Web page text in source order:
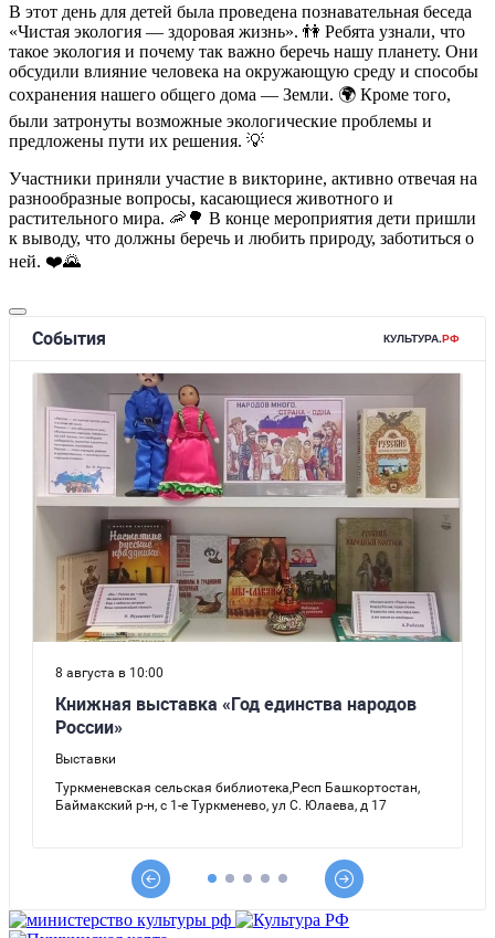
В этот день для детей была проведена познавательная беседа
«Чистая экология — здоровая жизнь». 👫 Ребята узнали, что
такое экология и почему так важно беречь нашу планету. Они
обсудили влияние человека на окружающую среду и способы
сохранения нашего общего дома — Земли. 🌍 Кроме того,
были затронуты возможные экологические проблемы и
предложены пути их решения. 💡
Участники приняли участие в викторине, активно отвечая на
разнообразные вопросы, касающиеся животного и
растительного мира. 🦐🌳 В конце мероприятия дети пришли
к выводу, что должны беречь и любить природу, заботиться о
ней. ❤️🌄